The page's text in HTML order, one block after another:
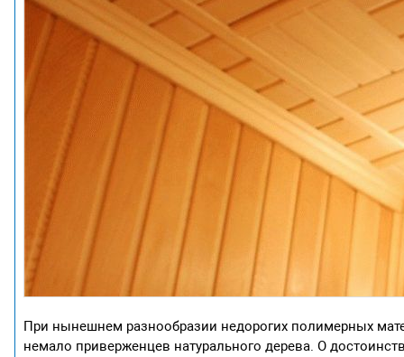
При нынешнем разнообразии недорогих полимерных
немало приверженцев натурального дерева. О